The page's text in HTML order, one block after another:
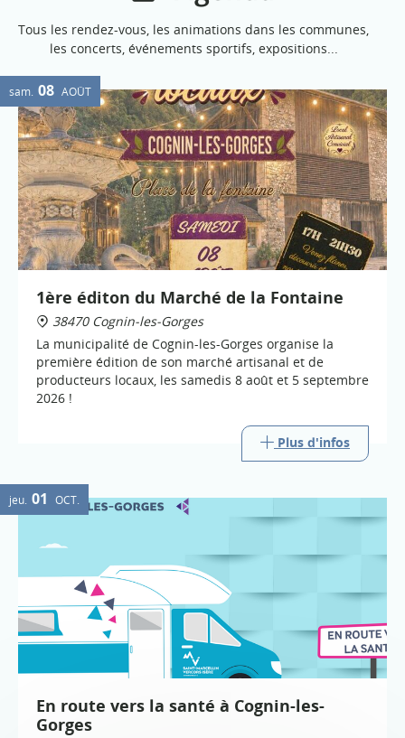
Tous les rendez-vous, les animations dans les communes,
les concerts, événements sportifs, expositions...
sam. 08 AOÛT
1ère éditon du Marché de la Fontaine
38470 Cognin-les-Gorges
La municipalité de Cognin-les-Gorges organise la
première édition de son marché artisanal et de
producteurs locaux, les samedis 8 août et 5 septembre
2026 !
Plus d'infos
jeu. 01 OCT.
En route vers la santé à Cognin-les-
Gorges